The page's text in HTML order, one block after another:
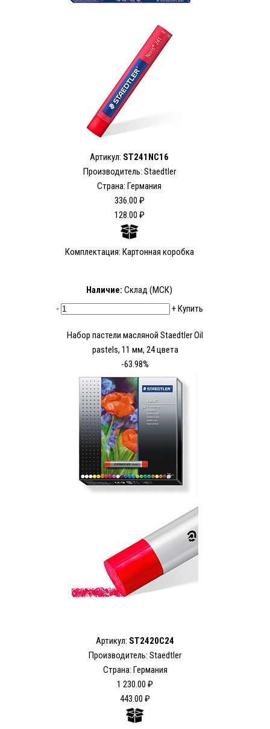
Артикул: ST241NC16
Производитель: Staedtler
Страна: Германия
336.00 ₽
128.00 ₽
Комплектация: Картонная коробка
Наличие: Склад (МСК)
-
+Купить
Набор пастели масляной Staedtler Oil
pastels, 11 мм, 24 цвета
-63.98%
Артикул: ST2420C24
Производитель: Staedtler
Страна: Германия
1 230.00 ₽
443.00 ₽